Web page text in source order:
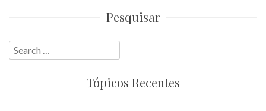
Pesquisar
Search
for:
Tópicos Recentes